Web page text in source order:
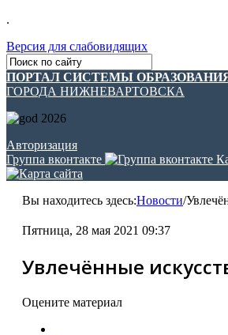
.
Версия для слабовидящих
ПОРТАЛ СИСТЕМЫ
ГОРОДА НИЖНЕВАРТОВСКА
Авторизация
Группа вконтакте
Вы находитесь здесь:Новости/
Пятница, 28 мая 2021 09:37
Увлечённые
Оцените материал